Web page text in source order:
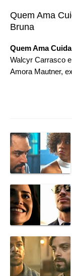
Quem Ama
Bruna
Quem Ama Cuida
Walcyr Carrasco
Amora Mautner,